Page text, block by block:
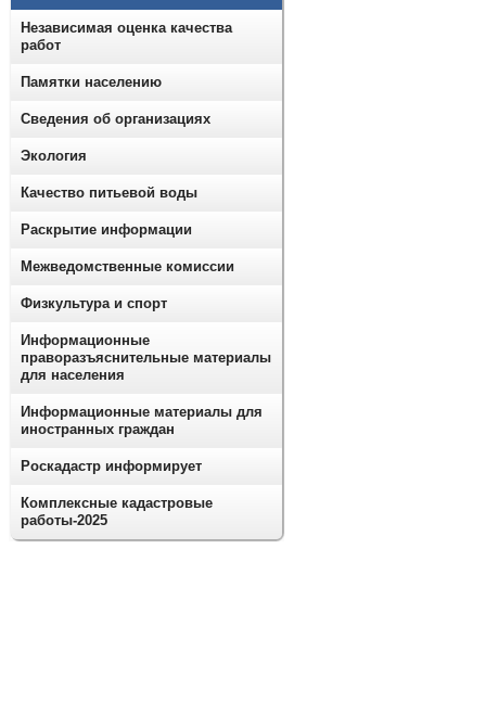
Независимая оценка качества
работ
Памятки населению
Сведения об организациях
Экология
Качество питьевой воды
Раскрытие информации
Межведомственные комиссии
Физкультура и спорт
Информационные
праворазъяснительные материалы
для населения
Информационные материалы для
иностранных граждан
Роскадастр информирует
Комплексные кадастровые
работы-2025